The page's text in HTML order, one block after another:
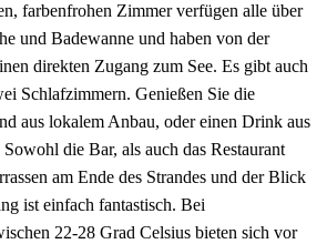
farbenfrohen Zimmer verfügen alle über
und Badewanne und haben von der
direkten Zugang zum See. Es gibt auch
Schlafzimmern. Genießen Sie die
aus lokalem Anbau, oder einen Drink aus
die Bar, als auch das Restaurant
am Ende des Strandes und der Blick
ist einfach fantastisch. Bei
22-28 Grad Celsius bieten sich vor